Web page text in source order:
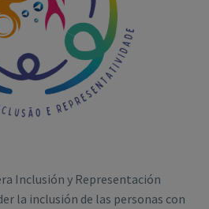
Inclusión y Representación
la inclusión de las personas con